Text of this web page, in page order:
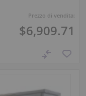
Prezzo di vendita:
$6,909.71